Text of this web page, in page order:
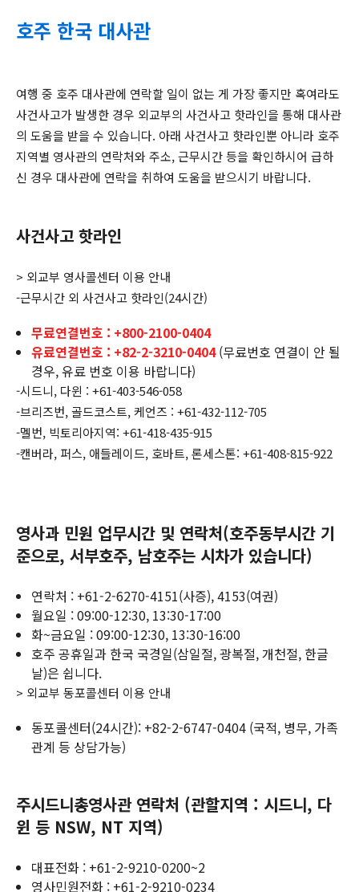
호주 한국 대사관
여행 중 호주 대사관에 연락할 일이 없는 게 가장 좋지만 혹여라도
사건사고가 발생한 경우 외교부의 사건사고 핫라인을 통해 대사관
의 도움을 받을 수 있습니다. 아래 사건사고 핫라인뿐 아니라 호주
지역별 영사관의 연락처와 주소, 근무시간 등을 확인하시어 급하
신 경우 대사관에 연락을 취하여 도움을 받으시기 바랍니다.
사건사고 핫라인
> 외교부 영사콜센터 이용 안내
-근무시간 외 사건사고 핫라인(24시간)
무료연결번호 : +800-2100-0404
유료연결번호 : +82-2-3210-0404(무료번호 연결이 안 될
경우, 유료 번호 이용 바랍니다)
-시드니, 다윈 : +61-403-546-058
-브리즈번, 골드코스트, 케언즈 : +61-432-112-705
-멜번, 빅토리아지역: +61-418-435-915
-캔버라, 퍼스, 애들레이드, 호바트, 론세스톤: +61-408-815-922
영사과 민원 업무시간 및 연락처(호주동부시간 기
준으로, 서부호주, 남호주는 시차가 있습니다)
연락처 : +61-2-6270-4151(사증), 4153(여권)
월요일 : 09:00-12:30, 13:30-17:00
화~금요일 : 09:00-12:30, 13:30-16:00
호주 공휴일과 한국 국경일(삼일절, 광복절, 개천절, 한글
날)은 쉽니다.
> 외교부 동포콜센터 이용 안내
동포콜센터(24시간): +82-2-6747-0404 (국적, 병무, 가족
관계 등 상담가능)
주시드니총영사관 연락처 (관할지역 : 시드니, 다
윈 등 NSW, NT 지역)
대표전화 : +61-2-9210-0200~2
영사민원전화 : +61-2-9210-0234